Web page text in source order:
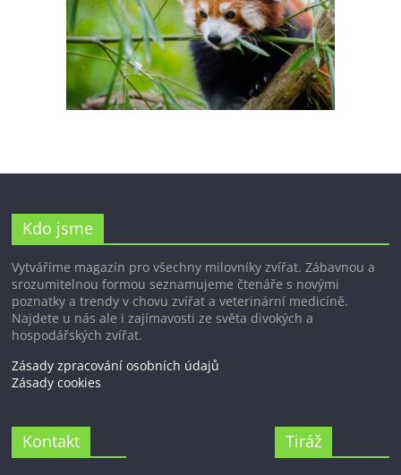
Kdo jsme
Vytváříme magazín pro všechny milovníky zvířat. Zábavnou a
srozumitelnou formou seznamujeme čtenáře s novými
poznatky a trendy v chovu zvířat a veterinární medicíně.
Najdete u nás ale i zajímavosti ze světa divokých a
hospodářských zvířat.
Zásady zpracování osobních údajů
Zásady cookies
Kontakt Tiráž